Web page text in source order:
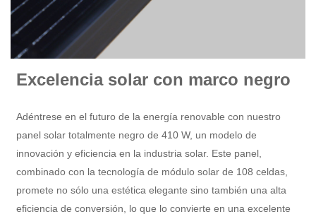
Excelencia solar con marco negro
Adéntrese en el futuro de la energía renovable con nuestro
panel solar totalmente negro de 410 W, un modelo de
innovación y eficiencia en la industria solar. Este panel,
combinado con la tecnología de módulo solar de 108 celdas,
promete no sólo una estética elegante sino también una alta
eficiencia de conversión, lo que lo convierte en una excelente